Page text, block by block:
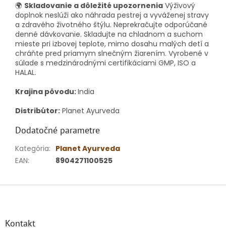
🌍 Skladovanie a dôležité upozornenia Výživový
doplnok neslúži ako náhrada pestrej a vyváženej stravy
a zdravého životného štýlu. Neprekračujte odporúčané
denné dávkovanie. Skladujte na chladnom a suchom
mieste pri izbovej teplote, mimo dosahu malých detí a
chráňte pred priamym slnečným žiarením. Vyrobené v
súlade s medzinárodnými certifikáciami GMP, ISO a
HALAL.
Krajina pôvodu:India
Distribútor: Planet Ayurveda
Dodatočné parametre
Kategória: Planet Ayurveda
EAN: 8904271100525
Kontakt